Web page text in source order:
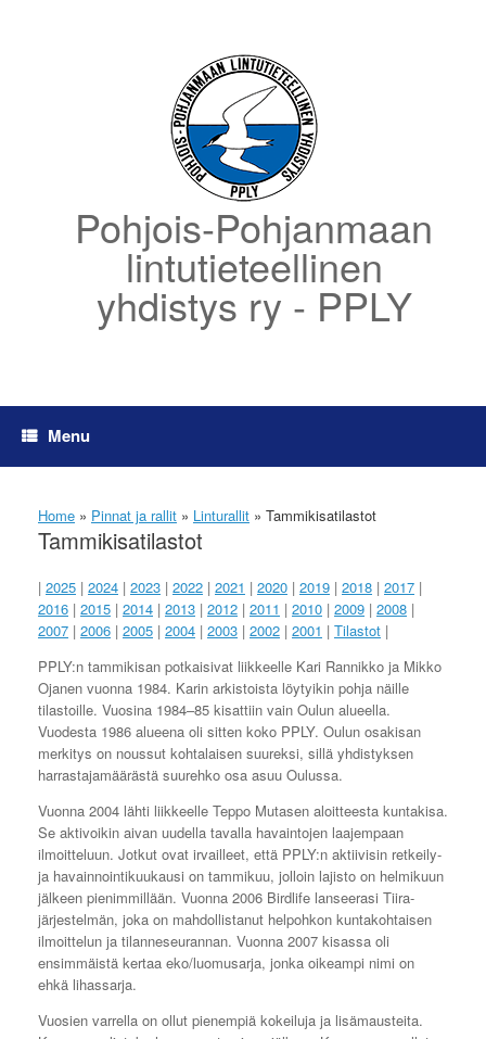
Pohjois-Pohjanmaan
lintutieteellinen
yhdistys ry - PPLY
Menu
Home » Pinnat ja rallit » Linturallit » Tammikisatilastot
Tammikisatilastot
| 2025 | 2024 | 2023 | 2022 | 2021 | 2020 | 2019 | 2018 | 2017 |
2016 | 2015 | 2014 | 2013 | 2012 | 2011 | 2010 | 2009 | 2008 |
2007 | 2006 | 2005 | 2004 | 2003 | 2002 | 2001 | Tilastot |
PPLY:n tammikisan potkaisivat liikkeelle Kari Rannikko ja Mikko
Ojanen vuonna 1984. Karin arkistoista löytyikin pohja näille
tilastoille. Vuosina 1984–85 kisattiin vain Oulun alueella.
Vuodesta 1986 alueena oli sitten koko PPLY. Oulun osakisan
merkitys on noussut kohtalaisen suureksi, sillä yhdistyksen
harrastajamäärästä suurehko osa asuu Oulussa.
Vuonna 2004 lähti liikkeelle Teppo Mutasen aloitteesta kuntakisa.
Se aktivoikin aivan uudella tavalla havaintojen laajempaan
ilmoitteluun. Jotkut ovat irvailleet, että PPLY:n aktiivisin retkeily-
ja havainnointikuukausi on tammikuu, jolloin lajisto on helmikuun
jälkeen pienimmillään. Vuonna 2006 Birdlife lanseerasi Tiira-
järjestelmän, joka on mahdollistanut helpohkon kuntakohtaisen
ilmoittelun ja tilanneseurannan. Vuonna 2007 kisassa oli
ensimmäistä kertaa eko/luomusarja, jonka oikeampi nimi on
ehkä lihassarja.
Vuosien varrella on ollut pienempiä kokeiluja ja lisämausteita.